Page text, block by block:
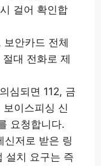
걸어 확인합
보안카드 전체
대 전화로 제
심되면 112, 금
이스피싱 신
요청합니다.
신저로 받은 링
설치 요구는 즉